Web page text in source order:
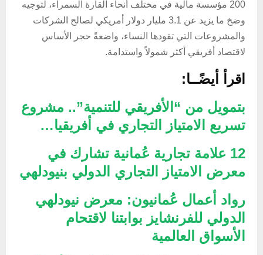
200 مؤسسة مالية في مختلف أنحاء القارة السمراء، لتوجيه
وضخ ما يزيد عن 3.1 مليار دولار أمريكي لصالح الشركات
والمشروعات التي تقودها النساء، واضعةً حجر الأساس
لاقتصاد أفريقي أكثر شمولاً واستدامة.
اقرأ أيضًــا:
بتمويل من “الأفريقي للتنمية”.. مشروع
تسريع الامتياز التجاري في أفريقيا…
12 علامة تجارية عُمانية تشارك في
معرض الامتياز التجاري الدولي بنيودلهي
رواد أعمال عُمانيون: معرض نيودلهي
الدولي للفرنشايز بوابتنا لاقتحام
الأسواق العالمية